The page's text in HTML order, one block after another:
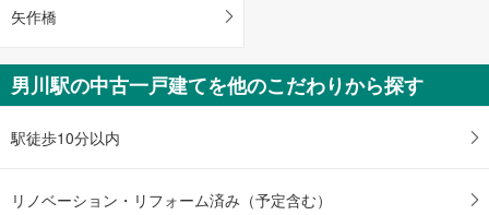
矢作橋
男川駅の中古一戸建てを他のこだわりから探す
駅徒歩10分以内
リノベーション・リフォーム済み（予定含む）